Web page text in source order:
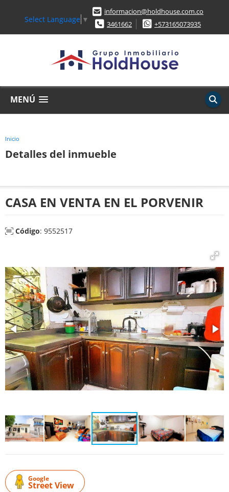
Select Language ▼
informacion@holdhouse.com.co
3461662
+573165073935
MENÚ
Inicio
Detalles del inmueble
CASA EN VENTA EN EL PORVENIR
Código: 9552517
Google
Street View